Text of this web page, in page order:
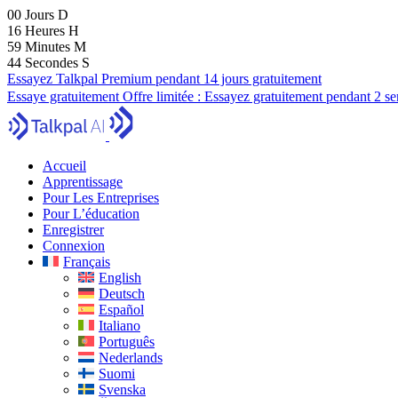
00 Jours D
16 Heures H
59 Minutes M
42 Secondes S
Essayez Talkpal Premium pendant 14 jours gratuitement
Essaye gratuitement Offre limitée : Essayez gratuitement pendant 2
Accueil
Apprentissage
Pour Les Entreprises
Pour L’éducation
Enregistrer
Connexion
Français
English
Deutsch
Español
Italiano
Português
Nederlands
Suomi
Svenska